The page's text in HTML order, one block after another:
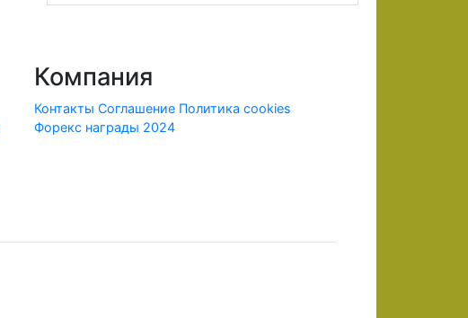
Компания
Контакты Соглашение Политика cookies
Форекс награды 2024